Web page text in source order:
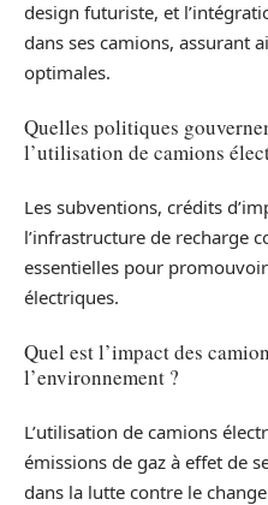
design futuriste, et
dans ses camions, assurant
optimales.
Quelles politiques
l’utilisation de camions
Les subventions, crédits
l’infrastructure de recharge
essentielles pour
électriques.
Quel est l’impact des
l’environnement ?
L’utilisation de camions
émissions de gaz à effet de
dans la lutte contre le